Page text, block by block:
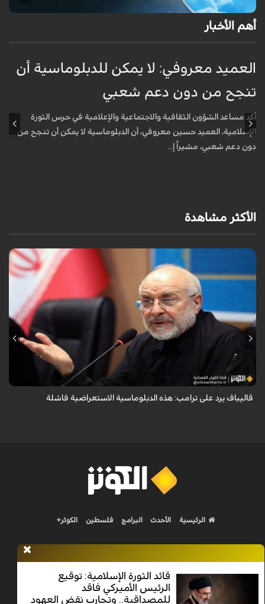
أهم الأخبار
العميد معروفي: لا يمكن للدبلوماسية أن
تنجح من دون دعم شعبي
أكد مساعد الشؤون الثقافية والاجتماعية والإعلامية في حرس الثورة
الإسلامية، العميد حسين معروفي، أن الدبلوماسية لا يمكن أن تنجح من
دون دعم شعبي، مشيراً إ...
الأكثر مشاهدة
أكد رئيس مجلس الشورى الإسلامي الإيراني أن التصريحات الاستعراضية
والتهديدات المتكررة لم تعد تُجدي نفعاً، واصفاً إياها بالدبلوماسية الفاشلة.
قاليباف يرد على ترامب: هذه الدبلوماسية الاستعراضية فاشلة
قائد الثورة الإسلامية: توقيع
الرئيس الأميركي فاقد
للمصداقية.. وتجارب نقض العهود
الرئيسية الأحدث البرامج فلسطين الكوثر+
Nilesat 11900 V | Badr 8 11747 V | Badr5 12284 V